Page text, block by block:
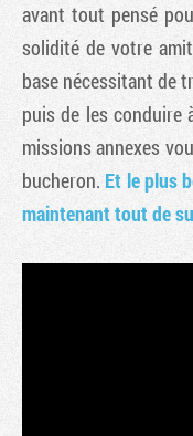
avant tout pensé
solidité de votre
base nécessitant de
puis de les
missions annexes
bucheron. Et le plus
maintenant tout de